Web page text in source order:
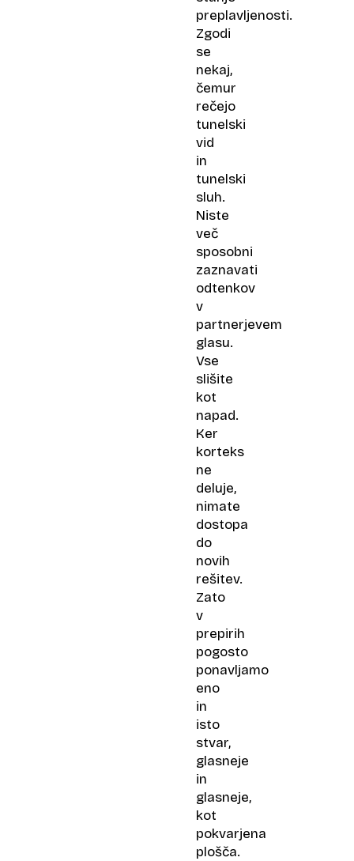
preplavljenosti.
Zgodi
se
nekaj,
čemur
rečejo
tunelski
vid
in
tunelski
sluh.
Niste
več
sposobni
zaznavati
odtenkov
v
partnerjevem
glasu.
Vse
slišite
kot
napad.
Ker
korteks
ne
deluje,
nimate
dostopa
do
novih
rešitev.
Zato
v
prepirih
pogosto
ponavljamo
eno
in
isto
stvar,
glasneje
in
glasneje,
kot
pokvarjena
plošča.